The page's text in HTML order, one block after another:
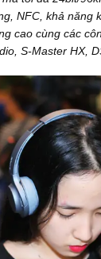
NFC, khả năng
cao cùng các
S-Master HX,